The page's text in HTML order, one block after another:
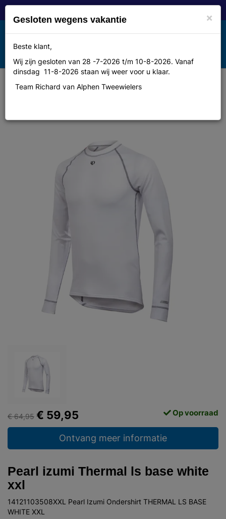
Toggle
navigation
MENU
Pearl izumi Thermal ls base white
€ 64,95 € 59,95 Op voorraad
Ontvang meer informatie
Pearl izumi Thermal ls base white
xxl
14121103508XXL Pearl Izumi Ondershirt THERMAL LS BASE
WHITE XXL
×
Gesloten wegens vakantie
Beste klant,
Wij zijn gesloten van 28 -7-2026 t/m 10-8-2026. Vanaf
dinsdag 11-8-2026 staan wij weer voor u klaar.
Team Richard van Alphen Tweewielers